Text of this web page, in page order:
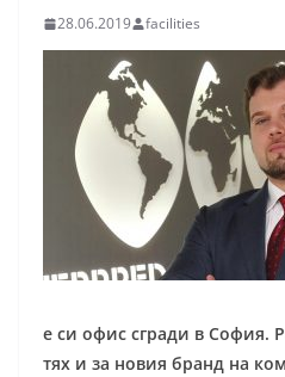
28.06.2019 facilities
е си офис сгради в София.
тях и за новия бранд на